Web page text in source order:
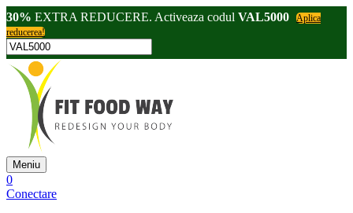
30% EXTRA REDUCERE. Activeaza codul VAL5000
Aplica
reducerea!
Meniu
0
Conectare